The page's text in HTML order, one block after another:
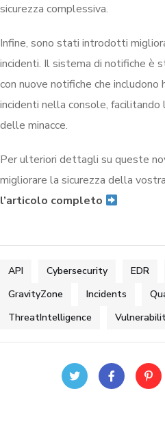
sicurezza complessiva.
Infine, sono stati introdotti
incidenti. Il sistema di notifiche è
con nuove notifiche che
incidenti nella console, facilitando
delle minacce.
Per ulteriori dettagli su queste
migliorare la sicurezza della
l’articolo completo
API Cybersecurity EDR
GravityZone
Incidents
ThreatIntelligence